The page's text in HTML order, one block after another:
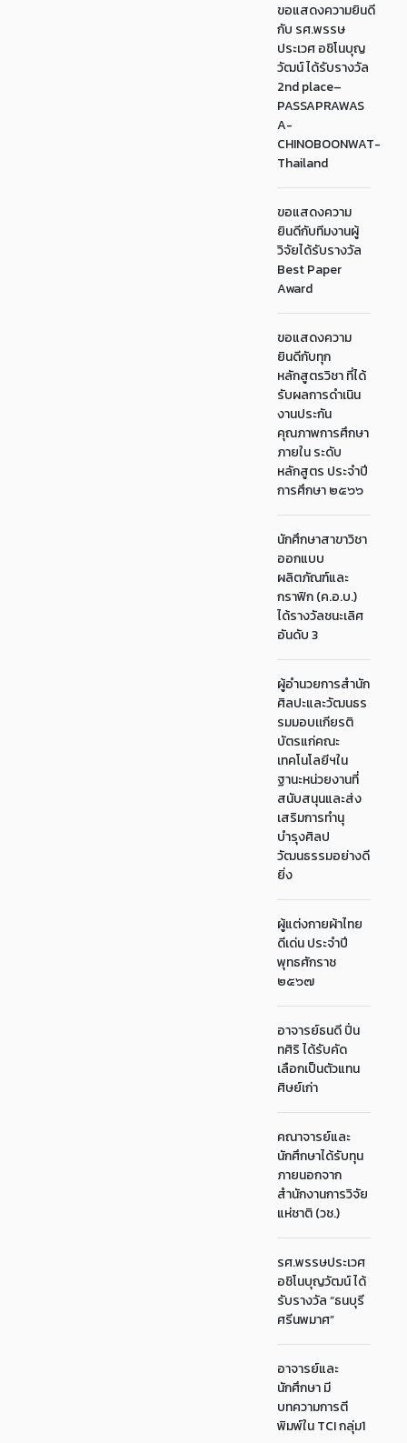
ขอแสดงความยินดี
กับ รศ.พรรษ
ประเวศ อชิโนบุญ
วัฒน์ ได้รับรางวัล
2nd place–
PASSAPRAWAS
A-
CHINOBOONWAT-
Thailand
ขอแสดงความ
ยินดีกับทีมงานผู้
วิจัยได้รับรางวัล
Best Paper
Award
ขอแสดงความ
ยินดีกับทุก
หลักสูตรวิชา ที่ได้
รับผลการดำเนิน
งานประกัน
คุณภาพการศึกษา
ภายใน ระดับ
หลักสูตร ประจำปี
การศึกษา ๒๕๖๖
นักศึกษาสาขาวิชา
ออกแบบ
ผลิตภัณฑ์และ
กราฟิก (ค.อ.บ.)
ได้รางวัลชนะเลิศ
อันดับ 3
ผู้อำนวยการสำนัก
ศิลปะและวัฒนธร
รมมอบเเกียรติ
บัตรแก่คณะ
เทคโนโลยีฯใน
ฐานะหน่วยงานที่
สนับสนุนและส่ง
เสริมการทำนุ
บำรุงศิลป
วัฒนธรรมอย่างดี
ยิ่ง
ผู้แต่งกายผ้าไทย
ดีเด่น ประจำปี
พุทธศักราช
๒๕๖๗
อาจารย์ธนดี ปิ่น
ทศิริ ได้รับคัด
เลือกเป็นตัวแทน
ศิษย์เก่า
คณาจารย์และ
นักศึกษาได้รับทุน
ภายนอกจาก
สำนักงานการวิจัย
แห่ชาติ (วช.)
รศ.พรรษประเวศ
อชิโนบุญวัฒน์ ได้
รับรางวัล “ธนบุรี
ศรีนพมาศ”
อาจารย์และ
นักศึกษา มี
บทความการตี
พิมพ์ใน TCI กลุ่ม1